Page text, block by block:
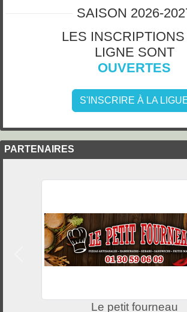
SAISON 2026-
LES INSCRIPTIONS
LIGNE SONT
OUVERTES
S'INSCRIRE À LA
PARTENAIRES
Le petit fourneau
Précedent